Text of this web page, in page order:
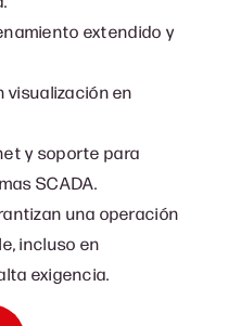
extendido y
visualización en
y soporte para
SCADA.
una operación
incluso en
exigencia.